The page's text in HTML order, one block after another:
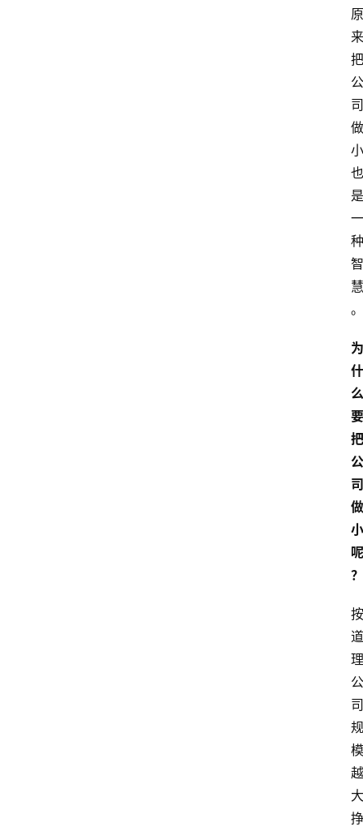
原
来
把
公
司
做
小
也
是
一
种
智
慧
。
为
什
么
要
把
公
司
做
小
呢
？
按
道
理
公
司
规
模
越
大
挣